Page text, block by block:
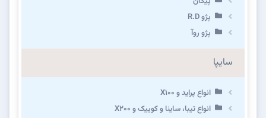
پژو R.D
پژو روآ
سایپا
انواع پراید و X100
انواع تیبا، ساینا و کوییک و X200